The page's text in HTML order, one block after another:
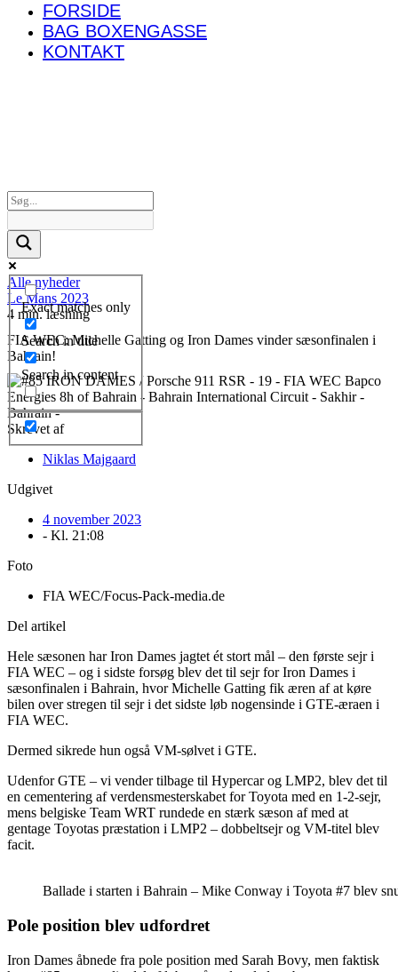
FORSIDE
BAG BOXENGASSE
KONTAKT
Exact matches only
Search in title
Search in content
Alle nyheder
Le Mans 2023
4 min. læsning
FIA WEC: Michelle Gatting og Iron Dames vinder sæsonfinalen i
Bahrain!
Skrevet af
Niklas Majgaard
Udgivet
4 november 2023
- Kl. 21:08
Foto
FIA WEC/Focus-Pack-media.de
Del artikel
Hele sæsonen har Iron Dames jagtet ét stort mål – den første sejr i
FIA WEC – og i sidste forsøg blev det til sejr for Iron Dames i
sæsonfinalen i Bahrain, hvor Michelle Gatting fik æren af at køre
bilen over stregen til sejr i det sidste løb nogensinde i GTE-æraen i
FIA WEC.
Dermed sikrede hun også VM-sølvet i GTE.
Udenfor GTE – vi vender tilbage til Hypercar og LMP2, blev det til
en cementering af verdensmesterskabet for Toyota med en 1-2-sejr,
mens belgiske Team WRT rundede en stærk sæson af med at
gentage Toyotas præstation i LMP2 – dobbeltsejr og VM-titel blev
facit.
Ballade i starten i Bahrain – Mike Conway i Toyota #7 blev
Pole position blev udfordret
Iron Dames åbnede fra pole position med Sarah Bovy, men faktisk